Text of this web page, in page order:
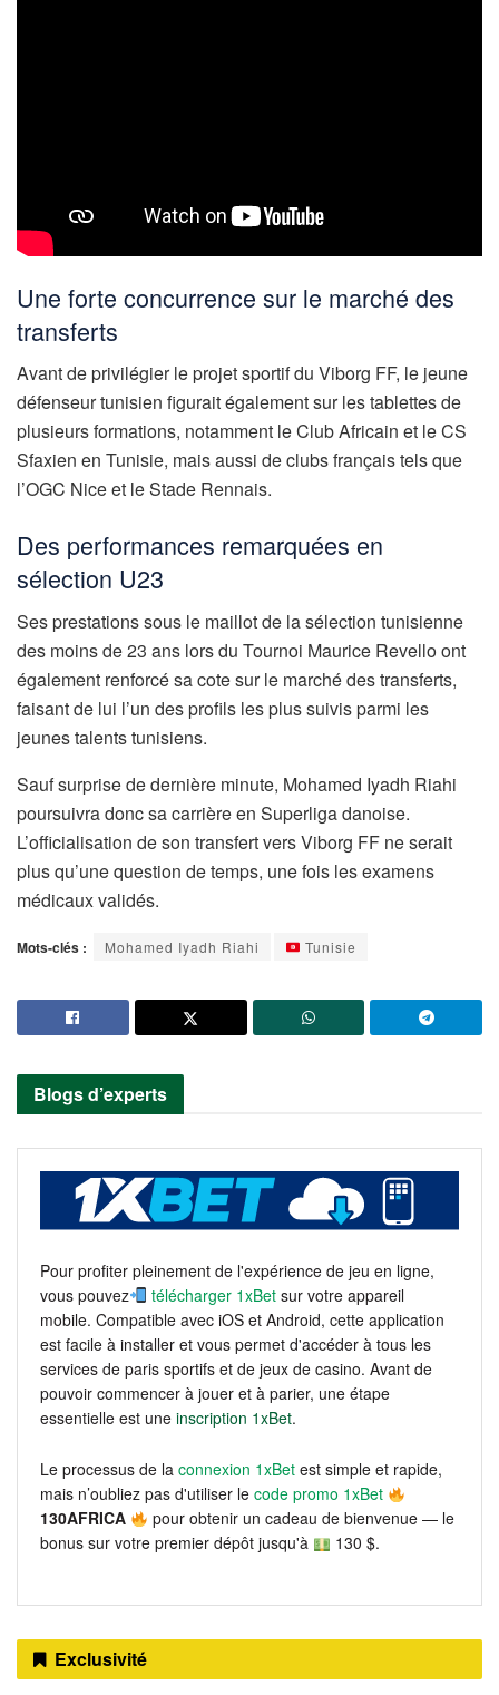
Une forte concurrence sur le marché des
transferts
Avant de privilégier le projet sportif du Viborg FF, le jeune
défenseur tunisien figurait également sur les tablettes de
plusieurs formations, notamment le Club Africain et le CS
Sfaxien en Tunisie, mais aussi de clubs français tels que
l’OGC Nice et le Stade Rennais.
Des performances remarquées en
sélection U23
Ses prestations sous le maillot de la sélection tunisienne
des moins de 23 ans lors du Tournoi Maurice Revello ont
également renforcé sa cote sur le marché des transferts,
faisant de lui l’un des profils les plus suivis parmi les
jeunes talents tunisiens.
Sauf surprise de dernière minute, Mohamed Iyadh Riahi
poursuivra donc sa carrière en Superliga danoise.
L’officialisation de son transfert vers Viborg FF ne serait
plus qu’une question de temps, une fois les examens
médicaux validés.
Mots-clés : Mohamed Iyadh Riahi Tunisie
Blogs d’experts
Pour profiter pleinement de l'expérience de jeu en ligne,
vous pouvez
télécharger 1xBet sur votre appareil
mobile. Compatible avec iOS et Android, cette application
est facile à installer et vous permet d'accéder à tous les
services de paris sportifs et de jeux de casino. Avant de
pouvoir commencer à jouer et à parier, une étape
essentielle est une inscription 1xBet.
Le processus de la connexion 1xBet est simple et rapide,
mais n’oubliez pas d'utiliser le code promo 1xBet
130AFRICA
pour obtenir un cadeau de bienvenue — le
bonus sur votre premier dépôt jusqu'à
130 $.
Exclusivité